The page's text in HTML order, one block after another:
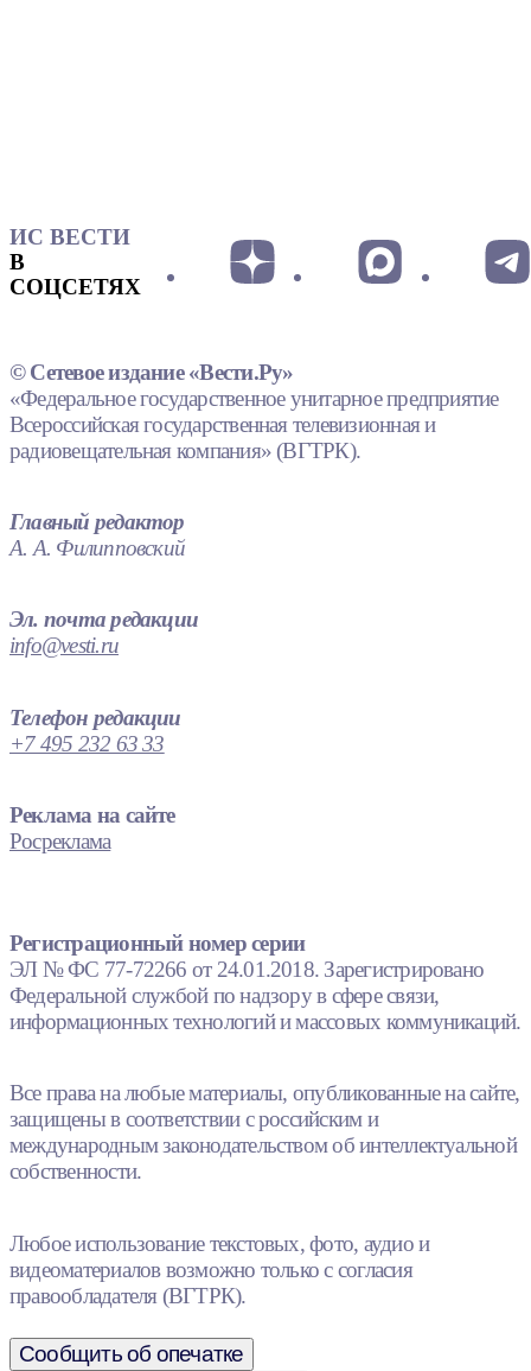
ИС ВЕСТИ
В
СОЦСЕТЯХ
© Сетевое издание «Вести.Ру»
«Федеральное государственное унитарное предприятие
Всероссийская государственная телевизионная и
радиовещательная компания» (ВГТРК).
Главный редактор
А. А. Филипповский
Эл. почта редакции
info@vesti.ru
Телефон редакции
+7 495 232 63 33
Реклама на сайте
Росреклама
Регистрационный номер серии
ЭЛ № ФС 77-72266 от 24.01.2018. Зарегистрировано
Федеральной службой по надзору в сфере связи,
информационных технологий и массовых коммуникаций.
Все права на любые материалы, опубликованные на сайте,
защищены в соответствии с российским и
международным законодательством об интеллектуальной
собственности.
Любое использование текстовых, фото, аудио и
видеоматериалов возможно только с согласия
правообладателя (ВГТРК).
Сообщить об опечатке